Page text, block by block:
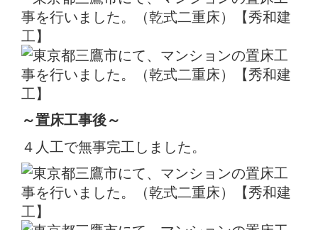
～置床工事後～
４人工で無事完工しました。